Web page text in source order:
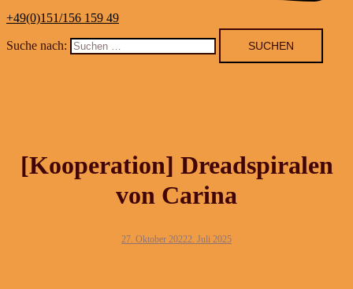
+49(0)151/156 159 49
Suche nach:
[Kooperation] Dreadspiralen
von Carina
27. Oktober 20222. Juli 2025